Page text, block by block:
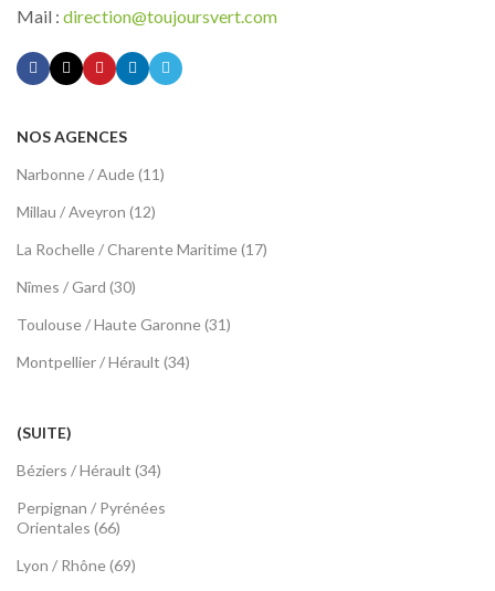
Mail : direction@toujoursvert.com
NOS AGENCES
Narbonne / Aude (11)
Millau / Aveyron (12)
La Rochelle / Charente Maritime (17)
Nîmes / Gard (30)
Toulouse / Haute Garonne (31)
Montpellier / Hérault (34)
(SUITE)
Béziers / Hérault (34)
Perpignan / Pyrénées
Orientales (66)
Lyon / Rhône (69)